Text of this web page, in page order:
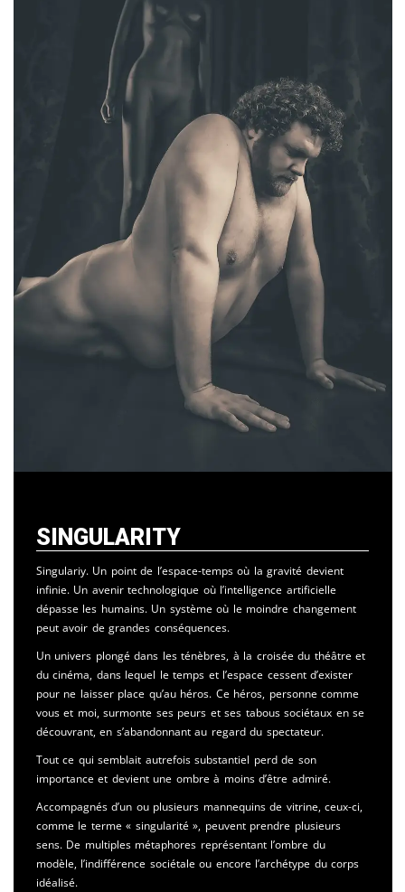
Singularity
Singulariy. Un point de l’espace-temps où la gravité devient
infinie. Un avenir technologique où l’intelligence artificielle
dépasse les humains. Un système où le moindre changement
peut avoir de grandes conséquences.
Un univers plongé dans les ténèbres, à la croisée du théâtre et
du cinéma, dans lequel le temps et l’espace cessent d’exister
pour ne laisser place qu’au héros. Ce héros, personne comme
vous et moi, surmonte ses peurs et ses tabous sociétaux en se
découvrant, en s’abandonnant au regard du spectateur.
Tout ce qui semblait autrefois substantiel perd de son
importance et devient une ombre à moins d’être admiré.
Accompagnés d’un ou plusieurs mannequins de vitrine, ceux-ci,
comme le terme « singularité », peuvent prendre plusieurs
sens. De multiples métaphores représentant l’ombre du
modèle, l’indifférence sociétale ou encore l’archétype du corps
idéalisé.